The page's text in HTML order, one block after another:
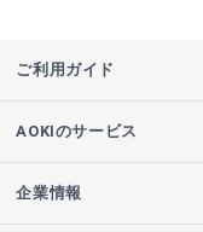
ご利用ガイド
AOKIのサービス
企業情報